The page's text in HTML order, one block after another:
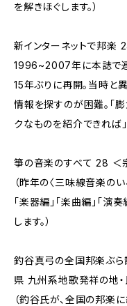
を解きほぐします。）
新インターネットで邦楽
1996~2007年に本誌で連
15年ぶりに再開。当時と
情報を探すのが困難。「
クなものを紹介できれば」
箏の音楽のすべて 28
（昨年の〈三味線音楽の
「楽器編」「楽曲編」「演
します。）
釣谷真弓の全国邦楽ぶ
県 九州系地歌発祥の地
（釣谷氏が、全国の邦楽